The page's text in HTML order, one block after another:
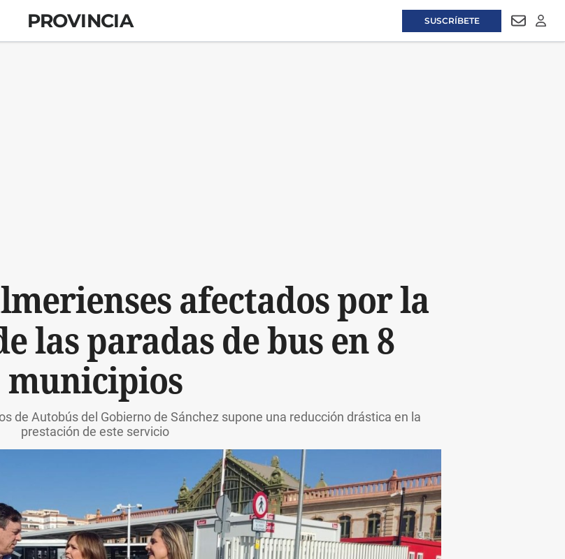
SUSCRÍBETE
PROVINCIA
afectados por la
las paradas de bus en 8
municipios
de Autobús del Gobierno de Sánchez supone una reducción drástica en la
prestación de este servicio